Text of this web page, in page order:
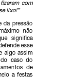
com
lixo!”
da pressão
não
significa
esse
algo assim
do caso do
de
a festas